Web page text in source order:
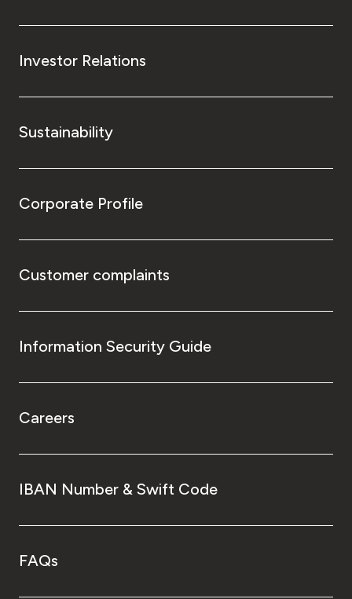
Investor Relations
Sustainability
Corporate Profile
Customer complaints
Information Security Guide
Careers
IBAN Number & Swift Code
FAQs